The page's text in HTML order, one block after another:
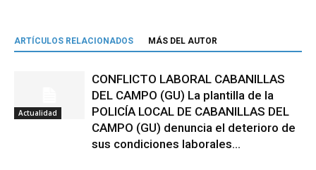
ARTÍCULOS RELACIONADOS MÁS DEL AUTOR
Actualidad
CONFLICTO LABORAL CABANILLAS
DEL CAMPO (GU) La plantilla de la
POLICÍA LOCAL DE CABANILLAS DEL
CAMPO (GU) denuncia el deterioro de
sus condiciones laborales...